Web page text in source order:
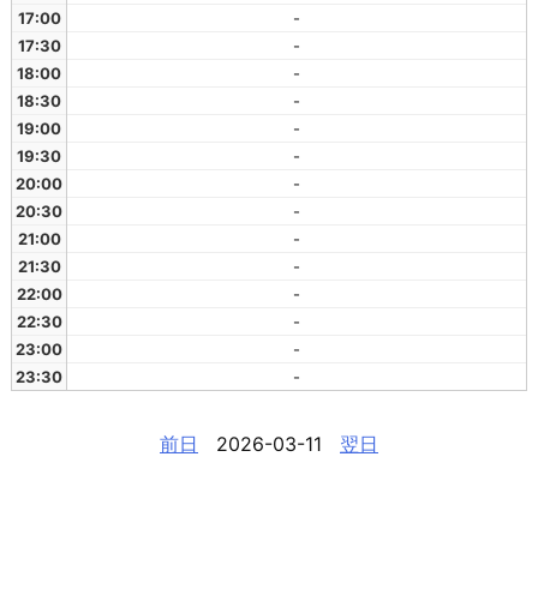
17:00
-
17:30
-
18:00
-
18:30
-
19:00
-
19:30
-
20:00
-
20:30
-
21:00
-
21:30
-
22:00
-
22:30
-
23:00
-
23:30
-
前日 2026-03-11 翌日